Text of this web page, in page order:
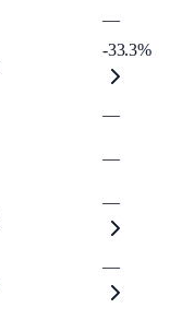
—
-33.3%
—
—
—
—